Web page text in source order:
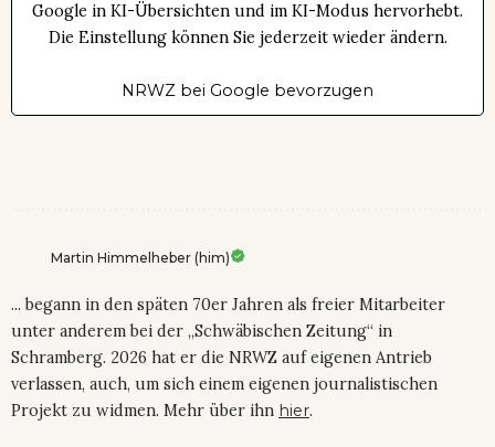
Google in KI-Übersichten und im KI-Modus hervorhebt.
Die Einstellung können Sie jederzeit wieder ändern.
NRWZ bei Google bevorzugen
Martin Himmelheber (him)
... begann in den späten 70er Jahren als freier Mitarbeiter
unter anderem bei der „Schwäbischen Zeitung“ in
Schramberg. 2026 hat er die NRWZ auf eigenen Antrieb
verlassen, auch, um sich einem eigenen journalistischen
Projekt zu widmen. Mehr über ihn hier.